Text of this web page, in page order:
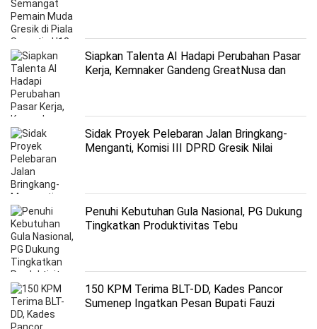
Siapkan Talenta AI Hadapi Perubahan Pasar
Kerja, Kemnaker Gandeng GreatNusa dan
Sidak Proyek Pelebaran Jalan Bringkang-
Menganti, Komisi III DPRD Gresik Nilai
Penuhi Kebutuhan Gula Nasional, PG Dukung
Tingkatkan Produktivitas Tebu
150 KPM Terima BLT-DD, Kades Pancor
Sumenep Ingatkan Pesan Bupati Fauzi